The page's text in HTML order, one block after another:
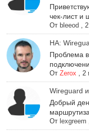
чек-лист и
От bleeod
НА:
Проблема
От Zerox 2
Wireguard
Добрый
От lexgreem